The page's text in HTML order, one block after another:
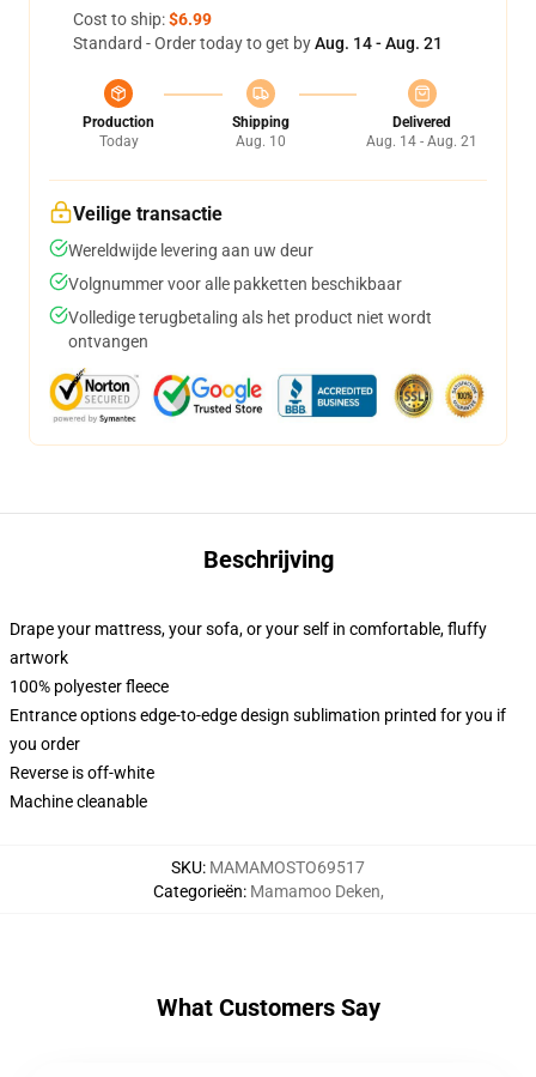
Cost to ship:$6.99
Standard - Order today to get byAug. 14 - Aug. 21
Production
Today
Shipping
Aug. 10
Delivered
Aug. 14 - Aug. 21
Veilige transactie
Wereldwijde levering aan uw deur
Volgnummer voor alle pakketten beschikbaar
Volledige terugbetaling als het product niet wordt
ontvangen
Beschrijving
Drape your mattress, your sofa, or your self in comfortable, fluffy
artwork
100% polyester fleece
Entrance options edge-to-edge design sublimation printed for you if
you order
Reverse is off-white
Machine cleanable
SKU: MAMAMOSTO69517
Categorieën: Mamamoo Deken,
What Customers Say